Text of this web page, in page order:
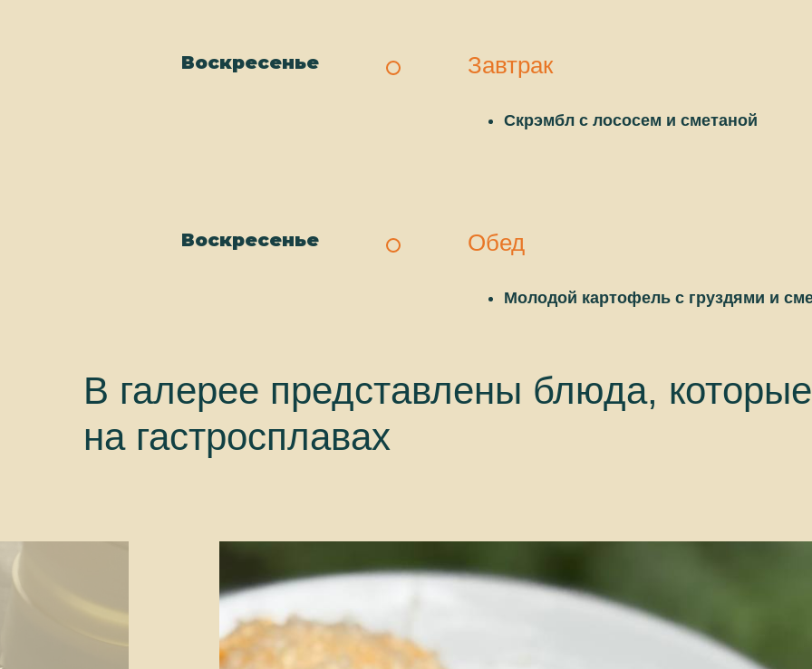
Воскресенье Завтрак
Скрэмбл с лососем и сметаной
Воскресенье Обед
Молодой картофель с груздями и
В галерее представлены блюда,
на гастросплавах